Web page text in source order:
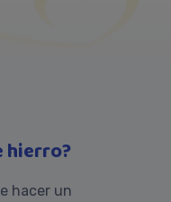
hierro?
hacer un